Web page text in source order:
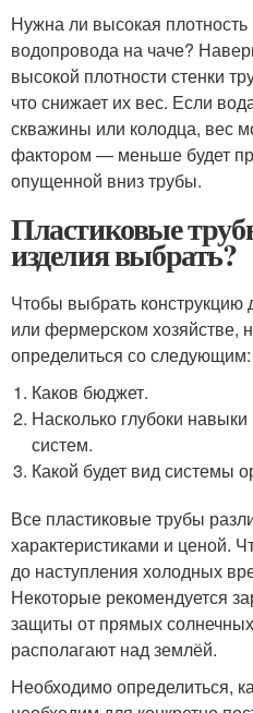
Нужна ли высокая плотность
водопровода на чаче?
высокой плотности стенки
что снижает их вес. Если
скважины или колодца, вес
фактором — меньше будет
опущенной вниз трубы.
Пластиковые
изделия выбрать?
Чтобы выбрать конструкцию
или фермерском хозяйстве,
определиться со следующим:
Каков бюджет.
Насколько глубоки
систем.
Какой будет вид системы
Все пластиковые трубы
характеристиками и ценой.
до наступления холодных
Некоторые рекомендуется
защиты от прямых
располагают над землёй.
Необходимо определиться,